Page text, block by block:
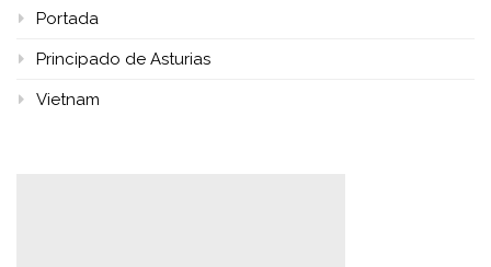
Portada
Principado de Asturias
Vietnam